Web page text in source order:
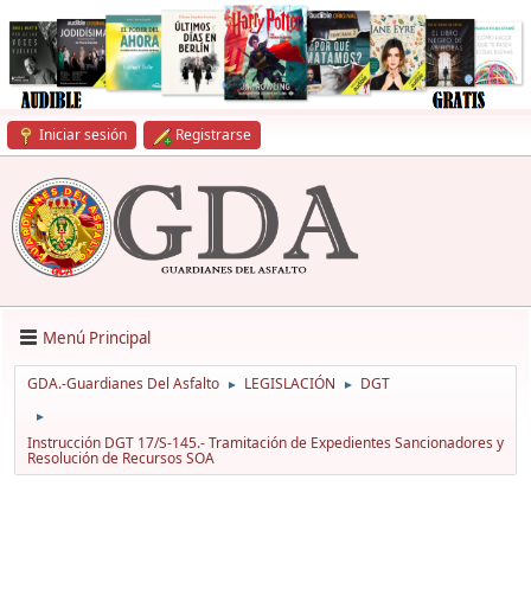
Iniciar sesión Registrarse
Menú Principal
GDA.-Guardianes Del Asfalto ► LEGISLACIÓN ► DGT
►
Instrucción DGT 17/S-145.- Tramitación de Expedientes Sancionadores y
Resolución de Recursos SOA